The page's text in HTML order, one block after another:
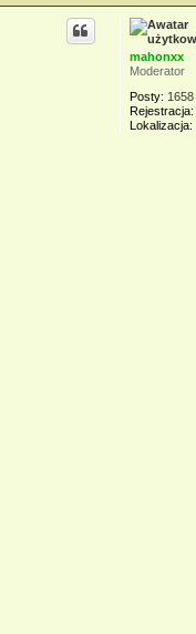
mahonxx
Moderator
Posty: 1658
Rejestracja:
Lokalizacja: